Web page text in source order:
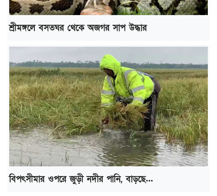
শ্রীমঙ্গলে বসতঘর থেকে অজগর সাপ উদ্ধার
বিপৎসীমার ওপরে জুড়ী নদীর পানি, বাড়ছে...